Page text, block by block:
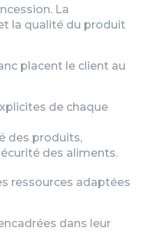
La
la qualité du produit
placent le client au
de chaque
des produits,
des aliments.
ressources adaptées
dans leur